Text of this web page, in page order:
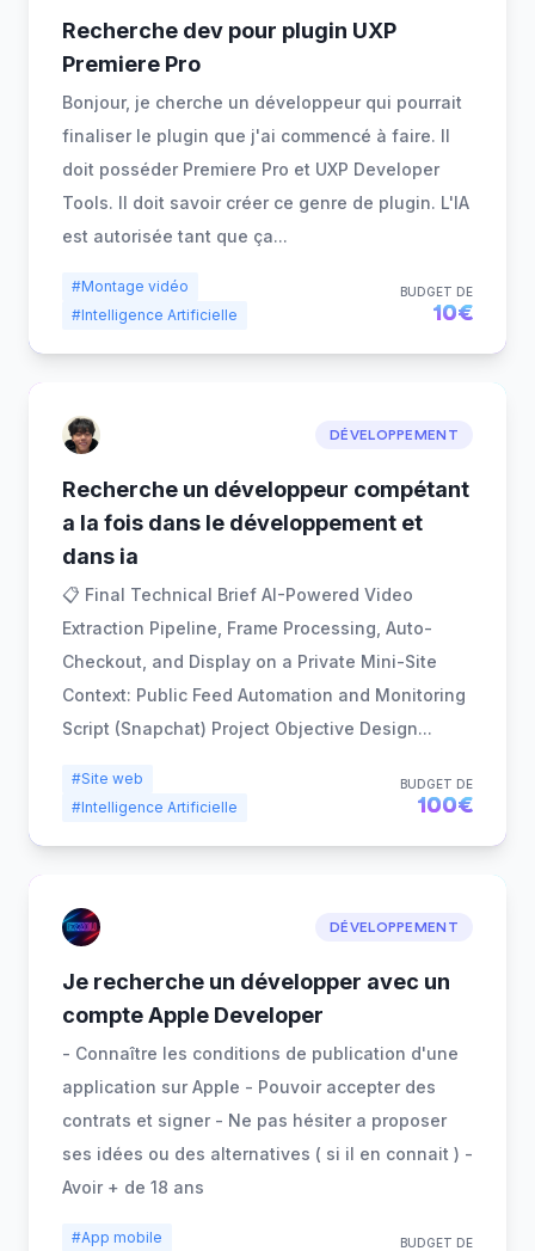
Recherche dev pour plugin UXP
Premiere Pro
Bonjour, je cherche un développeur qui pourrait
finaliser le plugin que j'ai commencé à faire. Il
doit posséder Premiere Pro et UXP Developer
Tools. Il doit savoir créer ce genre de plugin. L'IA
est autorisée tant que ça...
#Montage vidéo
#Intelligence Artificielle
BUDGET DE
10€
DÉVELOPPEMENT
Recherche un développeur compétant
a la fois dans le développement et
dans ia
📋 Final Technical Brief AI-Powered Video
Extraction Pipeline, Frame Processing, Auto-
Checkout, and Display on a Private Mini-Site
Context: Public Feed Automation and Monitoring
Script (Snapchat) Project Objective Design...
#Site web
#Intelligence Artificielle
BUDGET DE
100€
DÉVELOPPEMENT
Je recherche un développer avec un
compte Apple Developer
- Connaître les conditions de publication d'une
application sur Apple - Pouvoir accepter des
contrats et signer - Ne pas hésiter a proposer
ses idées ou des alternatives ( si il en connait ) -
Avoir + de 18 ans
#App mobile
BUDGET DE